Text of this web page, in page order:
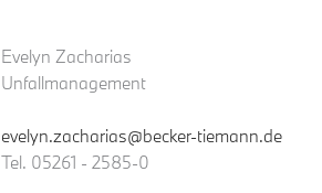
Evelyn Zacharias
Unfallmanagement
evelyn.zacharias@becker-tiemann.de
Tel. 05261 - 2585-0